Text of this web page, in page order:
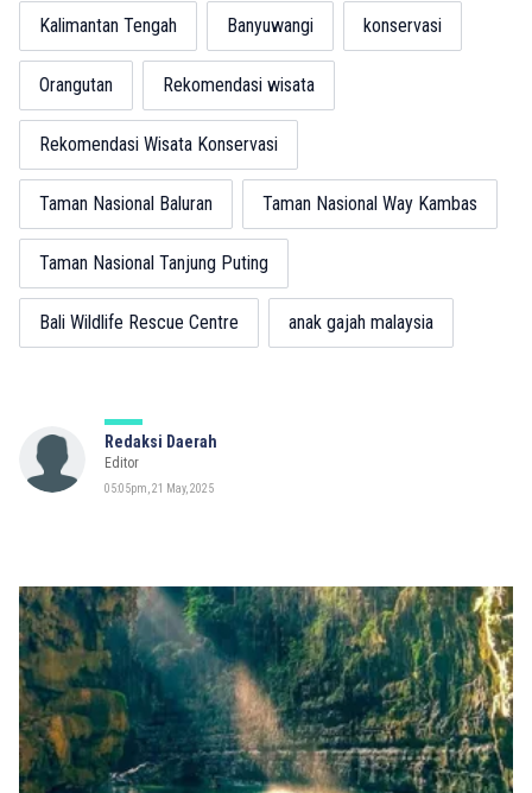
Kalimantan Tengah Banyuwangi konservasi
Orangutan Rekomendasi wisata
Rekomendasi Wisata Konservasi
Taman Nasional Baluran Taman Nasional Way Kambas
Taman Nasional Tanjung Puting
Bali Wildlife Rescue Centre anak gajah malaysia
Redaksi Daerah
Editor
05:05pm, 21 May, 2025